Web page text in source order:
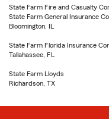
State Farm Fire and Casualty
State Farm General Insurance
Bloomington, IL
State Farm Florida Insurance
Tallahassee, FL
State Farm Lloyds
Richardson, TX